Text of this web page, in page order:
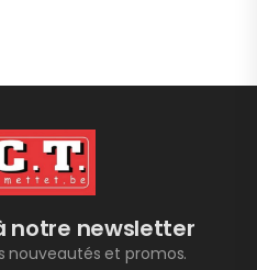
notre newsletter
nouveautés et promos.